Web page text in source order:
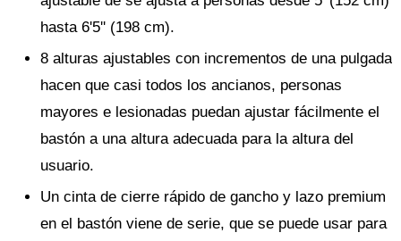
hasta 6'5'' (198 cm).
8 alturas ajustables con incrementos de una pulgada
hacen que casi todos los ancianos, personas
mayores e lesionadas puedan ajustar fácilmente el
bastón a una altura adecuada para la altura del
usuario.
Un cinta de cierre rápido de gancho y lazo premium
en el bastón viene de serie, que se puede usar para